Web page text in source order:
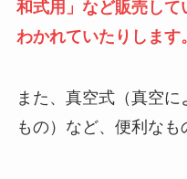
和式用」など販売し
わかれていたりします。
また、真空式（真空
もの）など、便利なも